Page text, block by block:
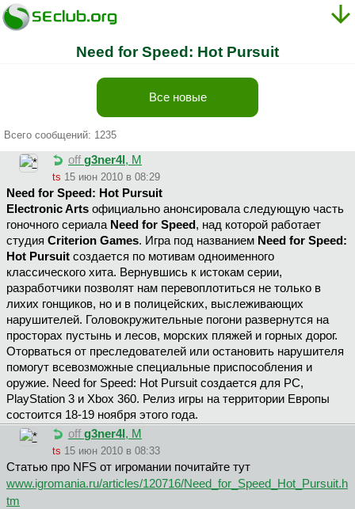
Need for Speed: Hot Pursuit
Все новые
Всего сообщений: 1235
off g3ner4l , М
ts 15 июн 2010 в 08:29
Need for Speed: Hot Pursuit
Electronic Arts официально анонсировала следующую часть
гоночного сериала Need for Speed, над которой работает
студия Criterion Games. Игра под названием Need for Speed:
Hot Pursuit создается по мотивам одноименного
классического хита. Вернувшись к истокам серии,
разработчики позволят нам перевоплотиться не только в
лихих гонщиков, но и в полицейских, выслеживающих
нарушителей. Головокружительные погони развернутся на
просторах пустынь и лесов, морских пляжей и горных дорог.
Оторваться от преследователей или остановить нарушителя
помогут всевозможные специальные приспособления и
оружие. Need for Speed: Hot Pursuit создается для РС,
PlayStation 3 и Xbox 360. Релиз игры на территории Европы
состоится 18-19 ноября этого года.
off g3ner4l , М
ts 15 июн 2010 в 08:33
Статью про NFS от игромании почитайте тут
www.igromania.ru/articles/120716/Need_for_Speed_Hot_Pursuit.h
tm